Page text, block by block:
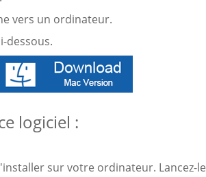
vers un ordinateur.
dessous.
logiciel :
sur votre ordinateur. Lancez-le